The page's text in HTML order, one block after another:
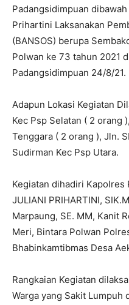
Padangsidimpuan
Prihartini Laksanakan
(BANSOS) berupa
Polwan ke 73 tahun 2021
Padangsidimpuan 24/8/21.
Adapun Lokasi Kegiatan
Kec Psp Selatan ( 2 orang
Tenggara ( 2 orang ), Jln.
Sudirman Kec Psp Utara.
Kegiatan dihadiri Kapolres
JULIANI PRIHARTINI,
Marpaung, SE. MM, Kanit
Meri, Bintara Polwan
Bhabinkamtibmas Desa
Rangkaian Kegiatan
Warga yang Sakit Lumpuh